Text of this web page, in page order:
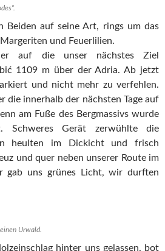
Beiden auf seine Art, rings um das
und Feuerlilien.
auf die unser nächstes Ziel
1109 m über der Adria. Ab jetzt
und nicht mehr zu verfehlen.
die innerhalb der nächsten Tage auf
am Fuße des Bergmassivs wurde
Schweres Gerät zerwühlte die
heulten im Dickicht und frisch
und quer neben unserer Route im
gab uns grünes Licht, wir durften
Urwald.
hinter uns gelassen, bot